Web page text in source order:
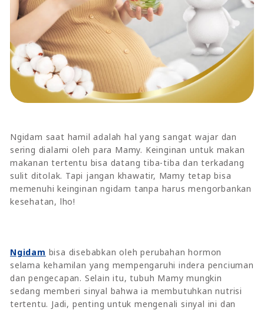
Ngidam saat hamil adalah hal yang sangat wajar dan
sering dialami oleh para Mamy. Keinginan untuk makan
makanan tertentu bisa datang tiba-tiba dan terkadang
sulit ditolak. Tapi jangan khawatir, Mamy tetap bisa
memenuhi keinginan ngidam tanpa harus mengorbankan
kesehatan, lho!
Ngidam bisa disebabkan oleh perubahan hormon
selama kehamilan yang mempengaruhi indera penciuman
dan pengecapan. Selain itu, tubuh Mamy mungkin
sedang memberi sinyal bahwa ia membutuhkan nutrisi
tertentu. Jadi, penting untuk mengenali sinyal ini dan